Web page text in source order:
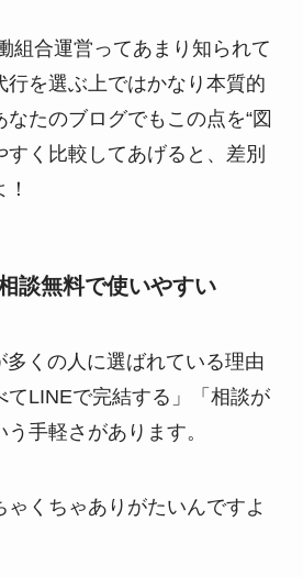
組合運営ってあまり知られて
行を選ぶ上ではかなり本質的
たのブログでもこの点を“図
すく比較してあげると、差別
談無料で使いやすい
くの人に選ばれている理由
てLINEで完結する」「相談が
手軽さがあります。
くちゃありがたいんですよ